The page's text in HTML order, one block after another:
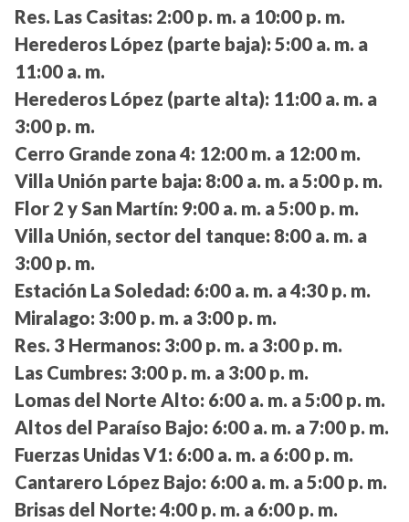
Res. Las Casitas: 2:00 p. m. a 10:00 p. m.
Herederos López (parte baja): 5:00 a. m. a
11:00 a. m.
Herederos López (parte alta): 11:00 a. m. a
3:00 p. m.
Cerro Grande zona 4: 12:00 m. a 12:00 m.
Villa Unión parte baja: 8:00 a. m. a 5:00 p. m.
Flor 2 y San Martín: 9:00 a. m. a 5:00 p. m.
Villa Unión, sector del tanque: 8:00 a. m. a
3:00 p. m.
Estación La Soledad: 6:00 a. m. a 4:30 p. m.
Miralago: 3:00 p. m. a 3:00 p. m.
Res. 3 Hermanos: 3:00 p. m. a 3:00 p. m.
Las Cumbres: 3:00 p. m. a 3:00 p. m.
Lomas del Norte Alto: 6:00 a. m. a 5:00 p. m.
Altos del Paraíso Bajo: 6:00 a. m. a 7:00 p. m.
Fuerzas Unidas V1: 6:00 a. m. a 6:00 p. m.
Cantarero López Bajo: 6:00 a. m. a 5:00 p. m.
Brisas del Norte: 4:00 p. m. a 6:00 p. m.